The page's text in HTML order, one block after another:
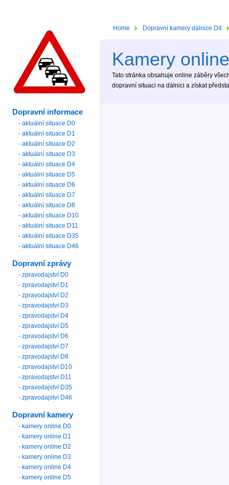
Home Dopravní kamery dálnice D4
Kamery
Tato stránka obsahuje online záběry
dopravní situaci na dálnici a získat
Dopravní informace
- aktuální situace D0
- aktuální situace D1
- aktuální situace D2
- aktuální situace D3
- aktuální situace D4
- aktuální situace D5
- aktuální situace D6
- aktuální situace D7
- aktuální situace D8
- aktuální situace D10
- aktuální situace D11
- aktuální situace D35
- aktuální situace D46
Dopravní zprávy
- zpravodajství D0
- zpravodajství D1
- zpravodajství D2
- zpravodajství D3
- zpravodajství D4
- zpravodajství D5
- zpravodajství D6
- zpravodajství D7
- zpravodajství D8
- zpravodajství D10
- zpravodajství D11
- zpravodajství D35
- zpravodajství D46
Dopravní kamery
- kamery online D0
- kamery online D1
- kamery online D2
- kamery online D3
- kamery online D4
- kamery online D5